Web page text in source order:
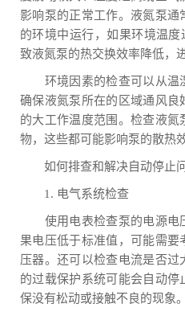
影响泵的正常工作。液氮泵
的环境中运行，如果环境温
致液氮泵的热交换效率降低，
环境因素的检查可以从温湿
确保液氮泵所在的区域通风
的大工作温度范围。检查液
物，这些都可能影响泵的散热效
如何排查和解决自动停止
1. 电气系统检查
使用电表检查泵的电源电
果电压低于标准值，可能需
压器。还可以检查电流是否过
的过载保护系统可能会自动
保没有松动或接触不良的现象。